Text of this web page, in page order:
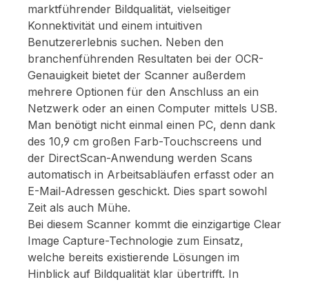
marktführender Bildqualität, vielseitiger
Konnektivität und einem intuitiven
Benutzererlebnis suchen. Neben den
branchenführenden Resultaten bei der OCR-
Genauigkeit bietet der Scanner außerdem
mehrere Optionen für den Anschluss an ein
Netzwerk oder an einen Computer mittels USB.
Man benötigt nicht einmal einen PC, denn dank
des 10,9 cm großen Farb-Touchscreens und
der DirectScan-Anwendung werden Scans
automatisch in Arbeitsabläufen erfasst oder an
E-Mail-Adressen geschickt. Dies spart sowohl
Zeit als auch Mühe.
Bei diesem Scanner kommt die einzigartige Clear
Image Capture-Technologie zum Einsatz,
welche bereits existierende Lösungen im
Hinblick auf Bildqualität klar übertrifft. In